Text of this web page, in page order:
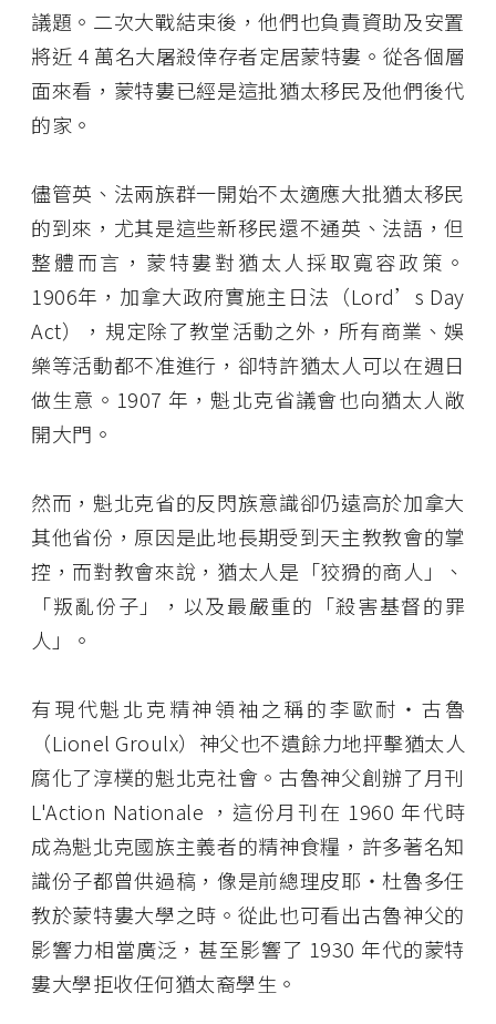
議題。二次大戰結束後，他們也負責資助及安置
將近 4 萬名大屠殺倖存者定居蒙特婁。從各個層
面來看，蒙特婁已經是這批猶太移民及他們後代
的家。
儘管英、法兩族群一開始不太適應大批猶太移民
的到來，尤其是這些新移民還不通英、法語，但
整體而言，蒙特婁對猶太人採取寬容政策。
1906年，加拿大政府實施主日法（Lord’s Day
Act），規定除了教堂活動之外，所有商業、娛
樂等活動都不准進行，卻特許猶太人可以在週日
做生意。1907 年，魁北克省議會也向猶太人敞
開大門。
然而，魁北克省的反閃族意識卻仍遠高於加拿大
其他省份，原因是此地長期受到天主教教會的掌
控，而對教會來說，猶太人是「狡猾的商人」、
「叛亂份子」，以及最嚴重的「殺害基督的罪
人」。
有現代魁北克精神領袖之稱的李歐耐・古魯
（Lionel Groulx）神父也不遺餘力地抨擊猶太人
腐化了淳樸的魁北克社會。古魯神父創辦了月刊
L'Action Nationale ，這份月刊在 1960 年代時
成為魁北克國族主義者的精神食糧，許多著名知
識份子都曾供過稿，像是前總理皮耶・杜魯多任
教於蒙特婁大學之時。從此也可看出古魯神父的
影響力相當廣泛，甚至影響了 1930 年代的蒙特
婁大學拒收任何猶太裔學生。